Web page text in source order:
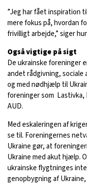
”Jeg har fået inspiration
mere fokus på, hvordan
frivilligt arbejde,” siger
Også vigtige på sigt
De ukrainske foreninger
andet rådgivning,
og med nødhjælp til
foreninger som Lastivka,
AUD.
Med eskaleringen af
se til. Foreningernes
Ukraine gør, at
Ukraine med akut hjælp.
ukrainske flygtninges
genopbygning af